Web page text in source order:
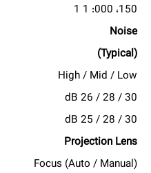
150، 000: 1 1
Noise
(Typical)
High / Mid / Low
30 / 28 / 26 dB
30 / 28 / 25 dB
Projection Lens
Focus (Auto / Manual)